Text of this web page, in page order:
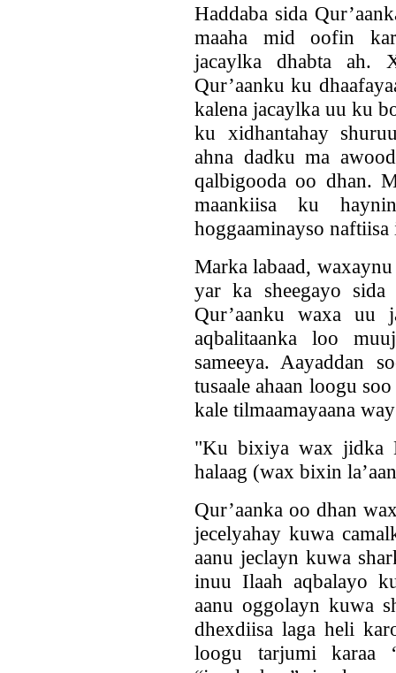
Haddaba sida
maaha mid oofin
jacaylka dhabta ah.
Qur’aanku ku
kalena jacaylka uu ku
ku xidhantahay
ahna dadku ma
qalbigooda oo dhan.
maankiisa ku
hoggaaminayso
Marka labaad,
yar ka sheegayo sida
Qur’aanku waxa uu
aqbalitaanka loo
sameeya. Aayaddan
tusaale ahaan loogu
kale tilmaamayaana
"Ku bixiya wax jidka
halaag (wax bixin
Qur’aanka oo dhan
jecelyahay kuwa
aanu jeclayn kuwa
inuu Ilaah aqbalayo
aanu oggolayn kuwa
dhexdiisa laga heli
loogu tarjumi karaa